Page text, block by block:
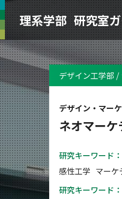
理系学部 研究室
デザイン工学部
デザイン・マー
ネオマー
研究キーワード
感性工学 マーケ
研究キーワード